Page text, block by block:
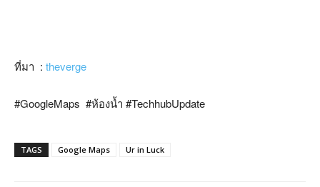
ที่มา : theverge
#GoogleMaps #ห้องน้ำ #TechhubUpdate
TAGS Google Maps Ur in Luck